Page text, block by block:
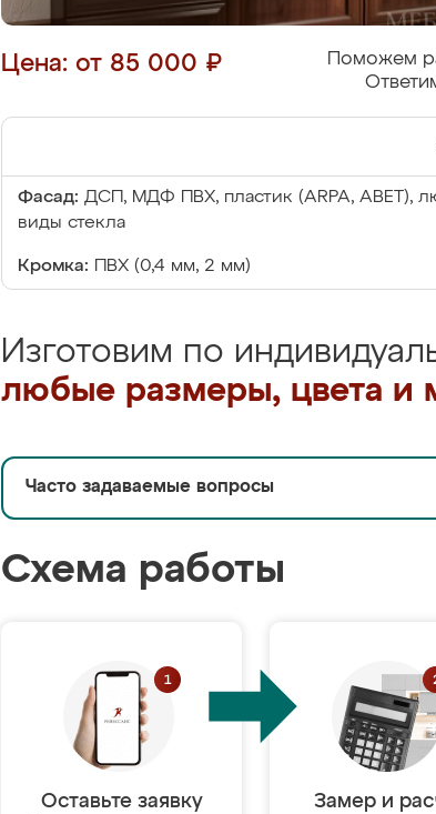
Цена: от 85 000 ₽
Поможем
Фасад: ДСП, МДФ ПВХ, пластик (ARPA, ABET),
виды стекла
Кромка: ПВХ (0,4 мм, 2 мм)
Изготовим по
любые размеры, цвета и
Часто задаваемые вопросы
Схема работы
Оставьте заявку Замер и